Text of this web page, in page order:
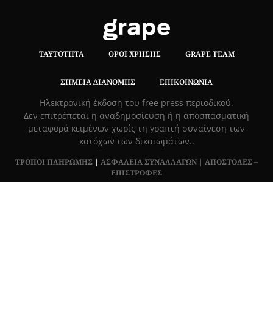
ΤΑΥΤΌΤΗΤΑ ΌΡΟΙ ΧΡΉΣΗΣ GRAPE TEAM
ΣΗΜΕΊΑ ΔΙΑΝΟΜΉΣ ΕΠΙΚΟΙΝΩΝΊΑ
Hλεκτρονική έκδοση του free press περιοδικού.
Δεν επιτρέπεται η αναδημοσίευση ή η αποσπασματική
μεταφορά κειμένων χωρίς τη γραπτή συναίνεση των
κατόχων των δικαιωμάτων..
ΤΡΟΠΟΙ ΠΛΗΡΩΜΗΣ | ΑΣΦΑΛΕΙΑ ΣΥΝΑΛΛΑΓΩΝ | ΑΠΟΣΤΟΛΕΣ –
ΕΠΙΣΤΡΟΦΕΣ